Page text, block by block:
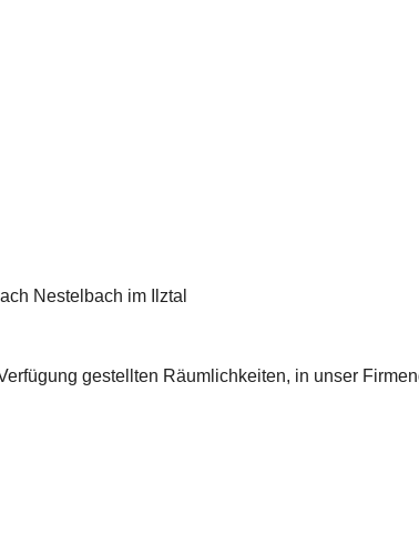
Nestelbach im Ilztal
gestellten Räumlichkeiten, in unser